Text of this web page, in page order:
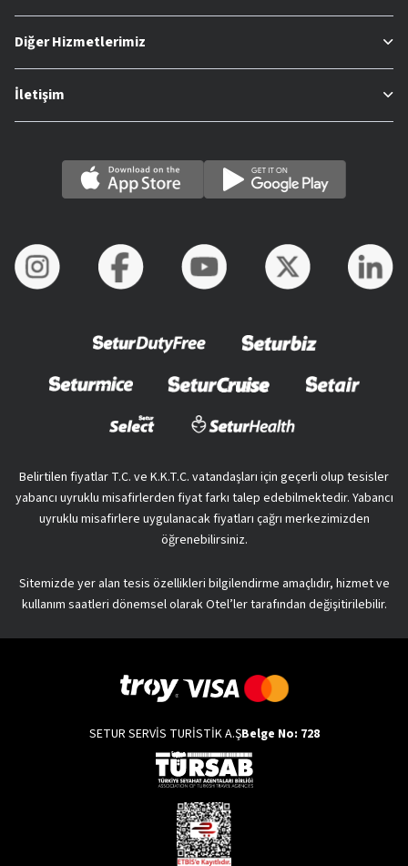
Diğer Hizmetlerimiz
İletişim
Belirtilen fiyatlar T.C. ve K.K.T.C. vatandaşları için geçerli olup tesisler
yabancı uyruklu misafirlerden fiyat farkı talep edebilmektedir. Yabancı
uyruklu misafirlere uygulanacak fiyatları çağrı merkezimizden
öğrenebilirsiniz.
Sitemizde yer alan tesis özellikleri bilgilendirme amaçlıdır, hizmet ve
kullanım saatleri dönemsel olarak Otel’ler tarafından değişitirilebilir.
SETUR SERVİS TURİSTİK A.ŞBelge No: 728